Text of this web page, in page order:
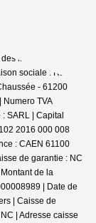
informations
sociale : REMI
- 61200
Numero TVA
SARL | Capital
2016 000 008
: CAEN 61100
de garantie : NC
de la
| Date de
| Caisse de
| Adresse caisse